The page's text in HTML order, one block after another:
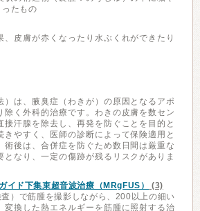
たもの
、皮膚が赤くなったり水ぶくれができたり
）は、腋臭症（わきが）の原因となるアポ
除く外科的治療です。わきの皮膚を数セン
接汗腺を除去し、再発を防ぐことを目的と
きやすく、医師の診断によって保険適用と
術後は、合併症を防ぐため数日間は厳重な
となり、一定の傷跡が残るリスクがありま
イド下集束超音波治療（MRgFUS）
(3)
）で筋腫を撮影しながら、200以上の細い
変換した熱エネルギーを筋腫に照射する治